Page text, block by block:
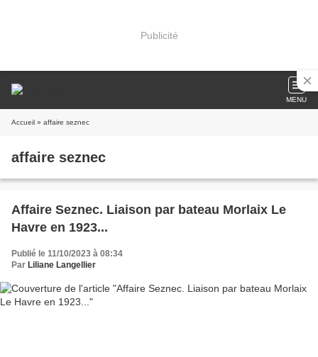
Publicité
MENU
Accueil » affaire seznec
affaire seznec
Affaire Seznec. Liaison par bateau Morlaix Le
Havre en 1923...
Publié le 11/10/2023 à 08:34
Par Liliane Langellier